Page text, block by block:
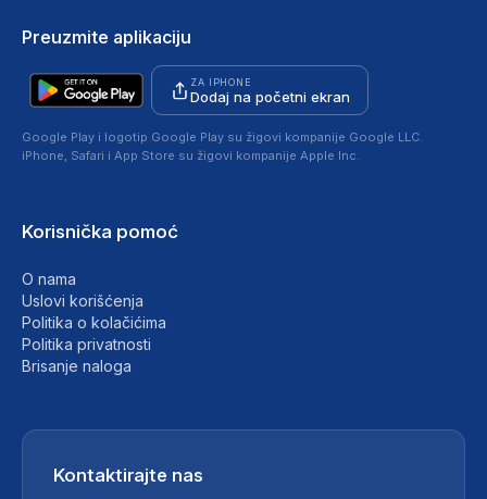
Preuzmite aplikaciju
ZA IPHONE
Dodaj na početni ekran
Google Play i logotip Google Play su žigovi kompanije Google LLC.
iPhone, Safari i App Store su žigovi kompanije Apple Inc.
Korisnička pomoć
O nama
Uslovi korišćenja
Politika o kolačićima
Politika privatnosti
Brisanje naloga
Kontaktirajte nas